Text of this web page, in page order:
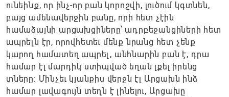
ունեինք, որ ինչ-որ բան կորոշվի, լուծում կգտնեն,
բայց ամենավերջին բանը, որի հետ չէին
համաձայնի արցախցիները՝ ադրբեջանցիների հետ
ապրելն էր, որովհետեւ մենք նրանց հետ չենք
կարող համատեղ ապրել, անհնարին բան է, դրա
համար էլ մարդիկ ստիպված եղան լքել իրենց
տները։ Մինչեւ կյանքիս վերջն էլ Արցախն ինձ
համար լավագույն տեղն է լինելու, Արցախը